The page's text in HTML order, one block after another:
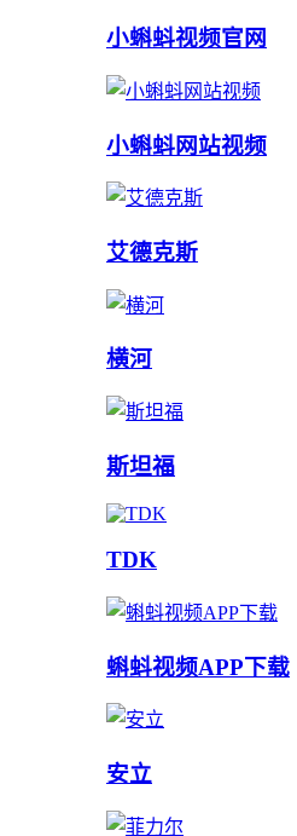
小蝌蚪视频官网
小蝌蚪网站视频
艾德克斯
横河
斯坦福
TDK
蝌蚪视频APP下载
安立